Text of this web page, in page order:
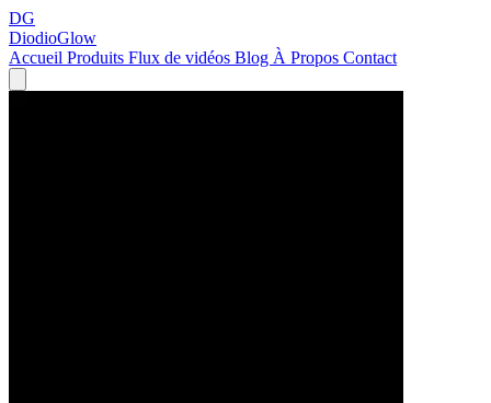
DG
DiodioGlow
Accueil Produits Flux de vidéos Blog À Propos Contact